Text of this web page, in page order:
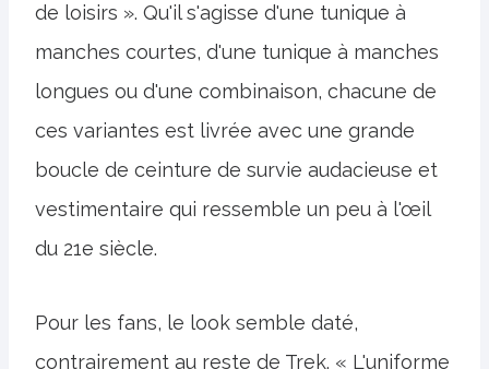
de loisirs ». Qu'il s'agisse d'une tunique à
manches courtes, d'une tunique à manches
longues ou d'une combinaison, chacune de
ces variantes est livrée avec une grande
boucle de ceinture de survie audacieuse et
vestimentaire qui ressemble un peu à l'œil
du 21e siècle.
Pour les fans, le look semble daté,
contrairement au reste de Trek. « L'uniforme